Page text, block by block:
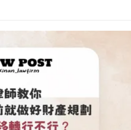
主持律師
活小常識
即諮詢